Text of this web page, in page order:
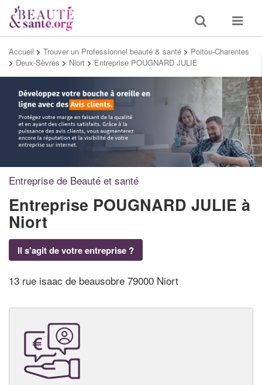
Toggle
search
Toggle
Accueil > Trouver un Professionnel beauté & santé > Poitou-Charentes
> Deux-Sèvres > Niort > Entreprise POUGNARD JULIE
Entreprise de Beauté et santé
Entreprise POUGNARD JULIE à
Niort
Il s'agit de votre entreprise ?
13 rue isaac de beausobre 79000 Niort